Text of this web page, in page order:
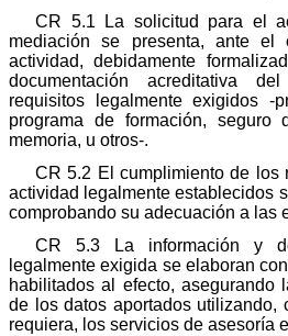
CR 5.1 La solicitud para el
mediación se presenta, ante el
actividad, debidamente
documentación acreditativa
requisitos legalmente exigidos -
programa de formación, seguro
memoria, u otros-.
CR 5.2 El cumplimiento de los
actividad legalmente establecidos
comprobando su adecuación a las
CR 5.3 La información y
legalmente exigida se elaboran
habilitados al efecto, asegurando
de los datos aportados utilizando,
requiera, los servicios de asesoría